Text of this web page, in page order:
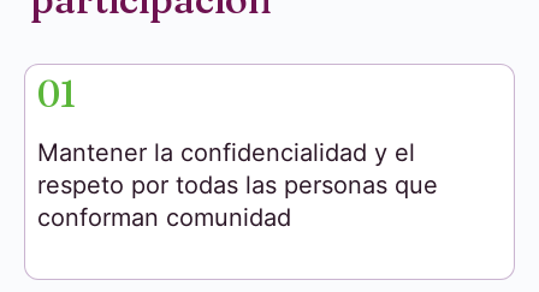
01
Mantener la confidencialidad y el
respeto por todas las personas que
conforman comunidad